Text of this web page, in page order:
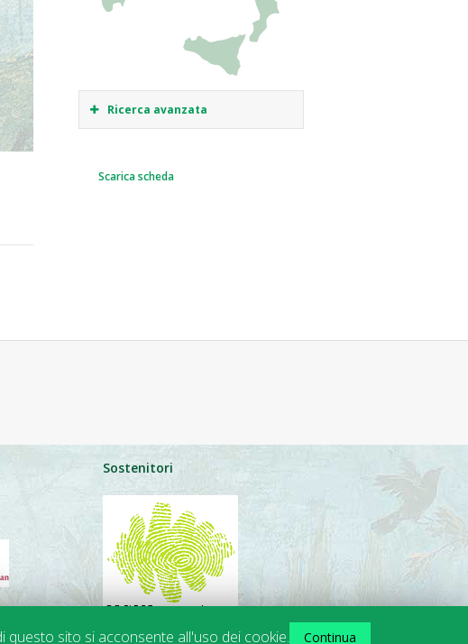
Ricerca avanzata
Scarica scheda
Sostenitori
questo sito si acconsente all'uso dei cookie. Continua